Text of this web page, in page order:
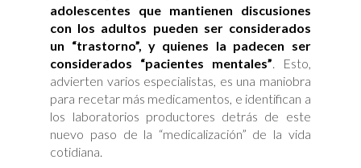
adolescentes que mantienen discusiones
con los adultos pueden ser considerados
un “trastorno”, y quienes la padecen ser
considerados “pacientes mentales” . Esto,
advierten varios especialistas, es una maniobra
para recetar más medicamentos, e identifican a
los laboratorios productores detrás de este
nuevo paso de la “medicalización” de la vida
cotidiana.